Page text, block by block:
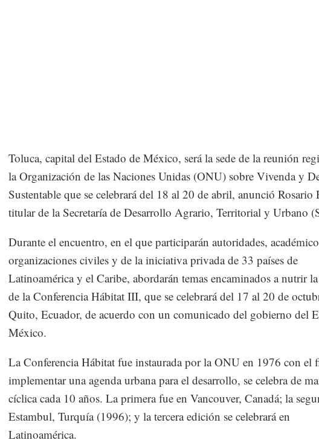
Toluca, capital del Estado de México, será la sede de la reunión
la Organización de las Naciones Unidas (ONU) sobre Vivenda y
Sustentable que se celebrará del 18 al 20 de abril, anunció Rosario
titular de la Secretaría de Desarrollo Agrario, Territorial y Urbano
Durante el encuentro, en el que participarán autoridades,
organizaciones civiles y de la iniciativa privada de 33 países de
Latinoamérica y el Caribe, abordarán temas encaminados a nutrir
de la Conferencia Hábitat III, que se celebrará del 17 al 20 de
Quito, Ecuador, de acuerdo con un comunicado del gobierno del
México.
La Conferencia Hábitat fue instaurada por la ONU en 1976 con el
implementar una agenda urbana para el desarrollo, se celebra de
cíclica cada 10 años. La primera fue en Vancouver, Canadá; la
Estambul, Turquía (1996); y la tercera edición se celebrará en
Latinoamérica.